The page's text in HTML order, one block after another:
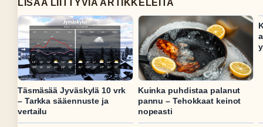
LISAA LIITTYVIA ARTIKKELEITA
Täsmäsää Jyväskylä 10 vrk
– Tarkka sääennuste ja
vertailu
Kuinka puhdistaa palanut
pannu – Tehokkaat keinot
nopeasti